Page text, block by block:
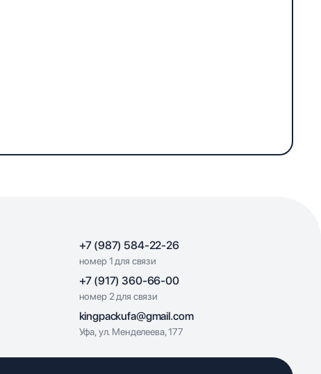
номер 1 для связи
+7 (987) 584-22-26
номер 2 для связи
+7 (917) 360-66-00
Уфа, ул. Менделеева, 177
kingpackufa@gmail.com